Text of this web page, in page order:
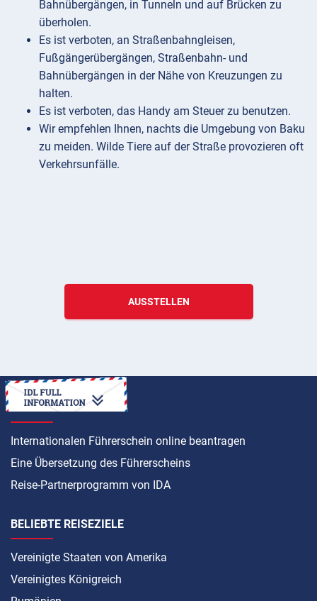
Bahnübergängen, in Tunneln und auf Brücken zu
überholen.
Es ist verboten, an Straßenbahngleisen,
Fußgängerübergängen, Straßenbahn- und
Bahnübergängen in der Nähe von Kreuzungen zu
halten.
Es ist verboten, das Handy am Steuer zu benutzen.
Wir empfehlen Ihnen, nachts die Umgebung von Baku
zu meiden. Wilde Tiere auf der Straße provozieren oft
Verkehrsunfälle.
AUSSTELLEN
ANLEITUNG
Internationalen Führerschein online beantragen
Eine Übersetzung des Führerscheins
Reise-Partnerprogramm von IDA
BELIEBTE REISEZIELE
Vereinigte Staaten von Amerika
Vereinigtes Königreich